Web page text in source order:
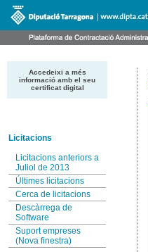
Accedeixi a més
informació amb el seu
certificat digital
Licitacions
Licitacions anteriors a
Juliol de 2013
Últimes licitacions
Cerca de licitacions
Descàrrega de
Software
Suport empreses
(Nova finestra)